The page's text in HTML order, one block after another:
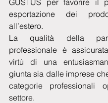
esportazione dei
all’estero.
La qualità della
professionale è
virtù di una
giunta sia dalle imprese
categorie professionali
settore.